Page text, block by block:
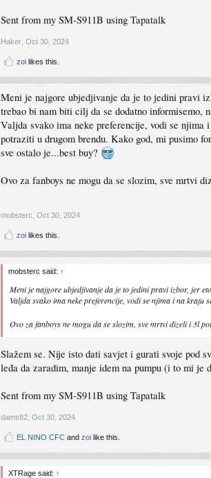
Sent from my SM-S911B using Tapatalk
Haker Oct 30, 2024
zoi likes this.
Meni je najgore ubjedjivanje da je to jedini pravi
trebao bi nam biti cilj da se dodatno informisemo,
Valjda svako ima neke preferencije, vodi se njima
potraziti u drugom brendu. Kako god, mi pusimo
sve ostalo je...best buy?
Ovo za fanboys ne mogu da se slozim, sve mrtvi
mobsterc Oct 30, 2024
zoi likes this.
mobsterc said: ↑
Meni je najgore ubjedjivanje da je to jedini pravi izbor, jer
Valjda svako ima neke preferencije, vodi se njima i na kraju
Ovo za fanboys ne mogu da se slozim, sve mrtvi dizeli i 3l
Slažem se. Nije isto dati savjet i gurati svoje pod
leđa da zaradim, manje idem na pumpu (i to mi
Sent from my SM-S911B using Tapatalk
dams82 Oct 30, 2024
EL NINO CFC and zoi like this.
XTRage said: ↑